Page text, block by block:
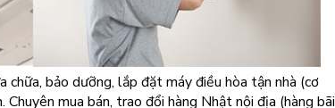
bảo dưỡng, lắp đặt máy điều hòa tận nhà (cơ
mua bán, trao đổi hàng Nhật nội địa (hàng bãi